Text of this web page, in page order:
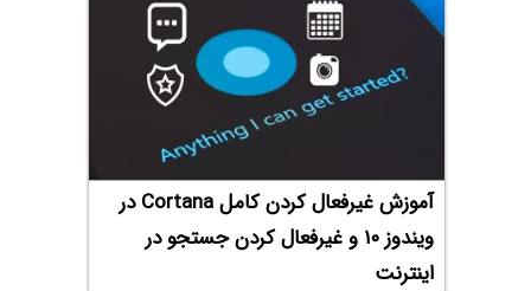
آموزش غیرفعال کردن کامل Cortana در
ویندوز ۱۰ و غیرفعال کردن جستجو در
اینترنت